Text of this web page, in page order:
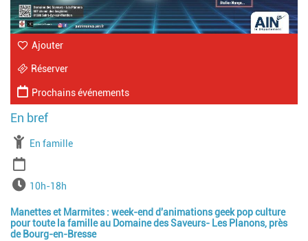
Ajouter
Réserver
Prochains événements
À partir de
En famille
Horaires10h-18h
Manettes et Marmites : week-end d'animations geek pop culture
pour toute la famille au Domaine des Saveurs- Les Planons, près
de Bourg-en-Bresse